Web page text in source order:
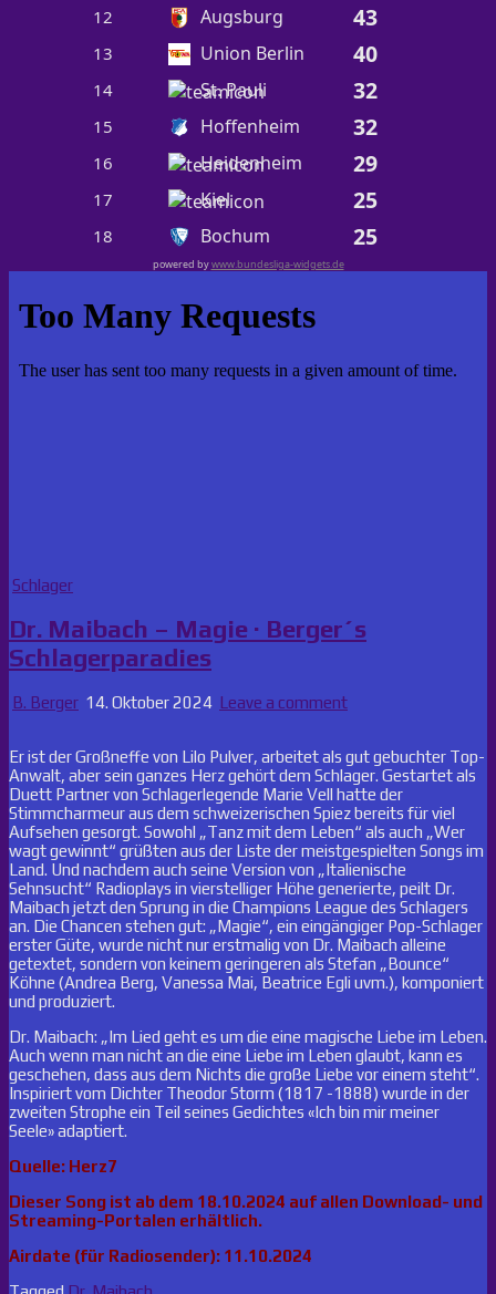
12 Augsburg 43
13 Union Berlin 40
14 St. Pauli 32
15 Hoffenheim 32
16 Heidenheim 29
17 Kiel 25
18 Bochum 25
powered bywww.bundesliga-widgets.de
Posted
Schlager
Dr. Maibach – Magie · Berger´s
Schlagerparadies
B. Berger 14. Oktober 2024 Leave a comment
Er ist der Großneffe von Lilo Pulver, arbeitet als gut gebuchter Top-
Anwalt, aber sein ganzes Herz gehört dem Schlager. Gestartet als
Duett Partner von Schlagerlegende Marie Vell hatte der
Stimmcharmeur aus dem schweizerischen Spiez bereits für viel
Aufsehen gesorgt. Sowohl „Tanz mit dem Leben“ als auch „Wer
wagt gewinnt“ grüßten aus der Liste der meistgespielten Songs im
Land. Und nachdem auch seine Version von „Italienische
Sehnsucht“ Radioplays in vierstelliger Höhe generierte, peilt Dr.
Maibach jetzt den Sprung in die Champions League des Schlagers
an. Die Chancen stehen gut: „Magie“, ein eingängiger Pop-Schlager
erster Güte, wurde nicht nur erstmalig von Dr. Maibach alleine
getextet, sondern von keinem geringeren als Stefan „Bounce“
Köhne (Andrea Berg, Vanessa Mai, Beatrice Egli uvm.), komponiert
und produziert.
Dr. Maibach: „Im Lied geht es um die eine magische Liebe im Leben.
Auch wenn man nicht an die eine Liebe im Leben glaubt, kann es
geschehen, dass aus dem Nichts die große Liebe vor einem steht“.
Inspiriert vom Dichter Theodor Storm (1817 -1888) wurde in der
zweiten Strophe ein Teil seines Gedichtes «Ich bin mir meiner
Seele» adaptiert.
Quelle: Herz7
Dieser Song ist ab dem 18.10.2024 auf allen Download- und
Streaming-Portalen erhältlich.
Airdate (für Radiosender): 11.10.2024